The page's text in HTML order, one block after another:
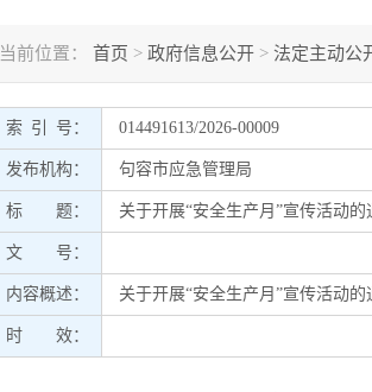
当前位置： 首页 > 政府信息公开 > 法定主动公
索 引 号： 014491613/2026-00009
发布机构： 句容市应急管理局
标 题： 关于开展“安全生产月”宣传活动的
文 号：
内容概述： 关于开展“安全生产月”宣传活动的
时 效：